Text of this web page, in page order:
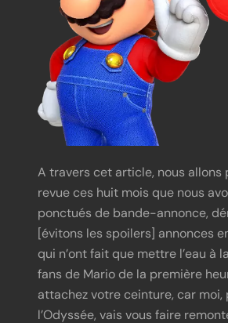
A travers cet article, nous allons
revue ces huit mois que nous
ponctués de bande-annonce,
[évitons les spoilers] annonces
qui n’ont fait que mettre l’eau à
fans de Mario de la première
attachez votre ceinture, car moi,
l’Odyssée, vais vous faire